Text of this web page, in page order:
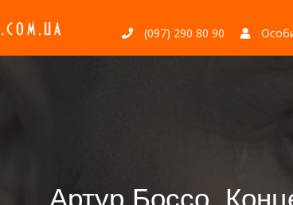
(097) 290 80 90
Артур Боссо.